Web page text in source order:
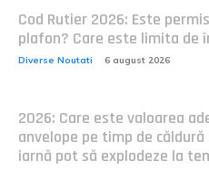
Cod Rutier 2026: Este
plafon? Care este limita de
Diverse Noutati 6 august 2026
2026: Care este valoarea
anvelope pe timp de
iarnă pot să explodeze la